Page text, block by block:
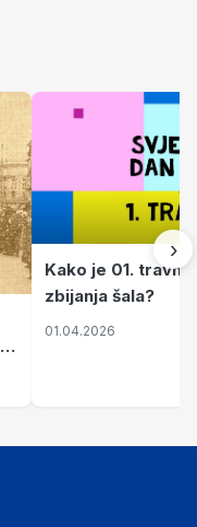
Kako je 01.
zbijanja šala?
01.04.2026
›